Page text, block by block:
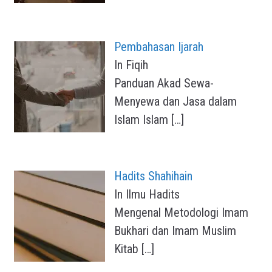
Pembahasan Ijarah
In Fiqih
Panduan Akad Sewa-
Menyewa dan Jasa dalam
Islam Islam […]
Hadits Shahihain
In Ilmu Hadits
Mengenal Metodologi Imam
Bukhari dan Imam Muslim
Kitab […]